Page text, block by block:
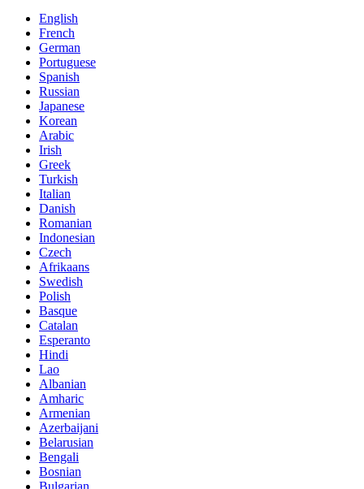
English
French
German
Portuguese
Spanish
Russian
Japanese
Korean
Arabic
Irish
Greek
Turkish
Italian
Danish
Romanian
Indonesian
Czech
Afrikaans
Swedish
Polish
Basque
Catalan
Esperanto
Hindi
Lao
Albanian
Amharic
Armenian
Azerbaijani
Belarusian
Bengali
Bosnian
Bulgarian